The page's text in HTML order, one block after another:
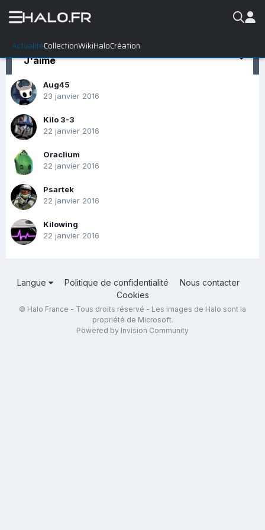
ActualitéCollectionWikiHaloCréation
J'aime
Aug45
23 janvier 2016
Kilo 3-3
22 janvier 2016
Oraclium
22 janvier 2016
Psartek
22 janvier 2016
Kilowing
22 janvier 2016
Langue Politique de confidentialité
Nous contacter
Cookies
© Halo France - Tous droits réservé - Les images de Halo sont la
propriété de Microsoft.
Powered by Invision Community